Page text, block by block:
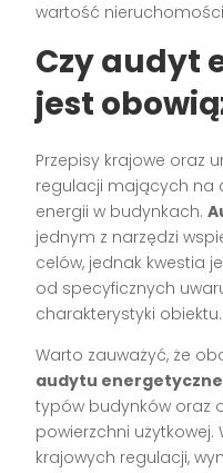
wartość
Czy audyt
jest
Przepisy krajowe oraz
regulacji mających na
energii w budynkach.
jednym z narzędzi
celów, jednak kwestia
od specyficznych
charakterystyki obiektu.
Warto zauważyć, że
audytu
typów budynków oraz
powierzchni użytkowej.
krajowych regulacji,